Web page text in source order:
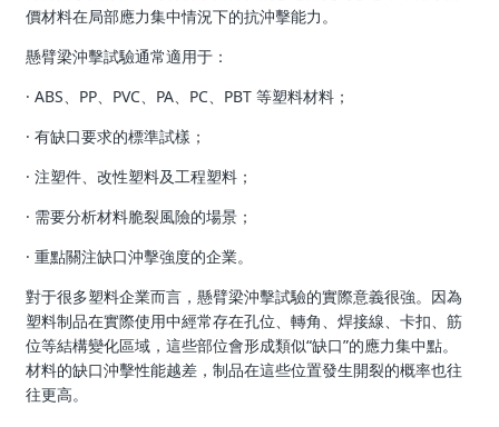
價材料在局部應力集中情況下的抗沖擊能力。
懸臂梁沖擊試驗通常適用于：
· ABS、PP、PVC、PA、PC、PBT 等塑料材料；
· 有缺口要求的標準試樣；
· 注塑件、改性塑料及工程塑料；
· 需要分析材料脆裂風險的場景；
· 重點關注缺口沖擊強度的企業。
對于很多塑料企業而言，懸臂梁沖擊試驗的實際意義很強。因為
塑料制品在實際使用中經常存在孔位、轉角、焊接線、卡扣、筋
位等結構變化區域，這些部位會形成類似“缺口”的應力集中點。
材料的缺口沖擊性能越差，制品在這些位置發生開裂的概率也往
往更高。